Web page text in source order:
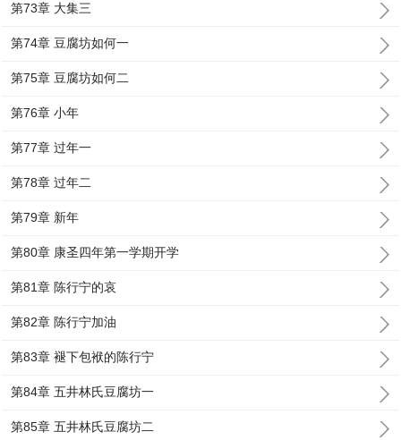
第73章 大集三
第74章 豆腐坊如何一
第75章 豆腐坊如何二
第76章 小年
第77章 过年一
第78章 过年二
第79章 新年
第80章 康圣四年第一学期开学
第81章 陈行宁的哀
第82章 陈行宁加油
第83章 褪下包袱的陈行宁
第84章 五井林氏豆腐坊一
第85章 五井林氏豆腐坊二